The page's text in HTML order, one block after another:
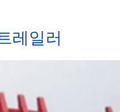
레일러